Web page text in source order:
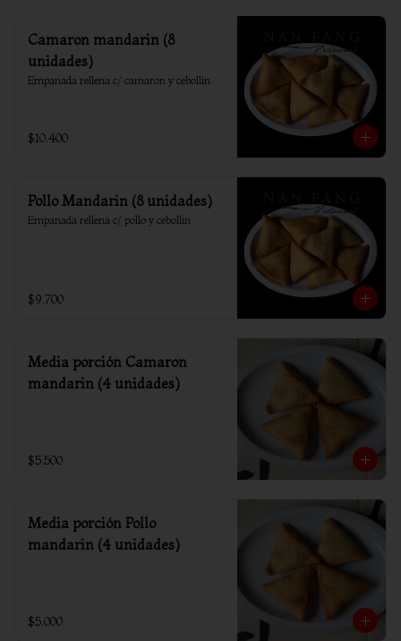
Camaron mandarin (8
unidades)
Empanada rellena c/ camaron y cebollin
$10.400
Pollo Mandarin (8 unidades)
Empanada rellena c/ pollo y cebollin
$9.700
Media porción Camaron
mandarin (4 unidades)
$5.500
Media porción Pollo
mandarin (4 unidades)
$5.000